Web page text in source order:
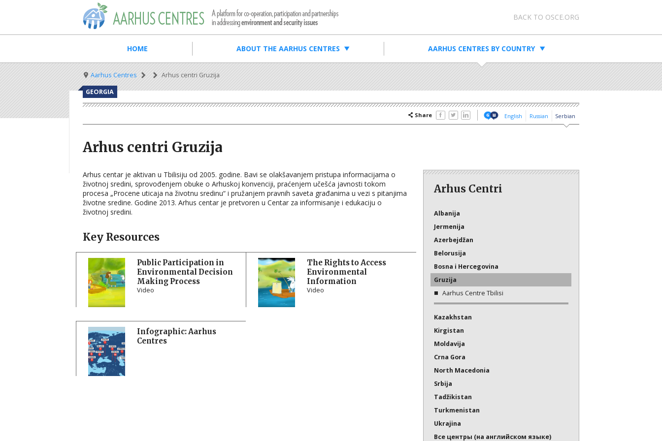
content
BACK TO OSCE.ORG
navigation
HOME ABOUT THE AARHUS CENTRES AARHUS CENTRES BY COUNTRY
Breadcrumb
Aarhus Centres Arhus centri Gruzija
GEORGIA
Share English Russian Serbian
Arhus centri Gruzija
Arhus Centri
Albanija
Jermenija
Azerbejdžan
Belorusija
Bosna i Hercegovina
Gruzija
Aarhus Centre Tbilisi
Kazakhstan
Kirgistan
Moldavija
Crna Gora
North Macedonia
Srbija
Tadžikistan
Turkmenistan
Ukrajina
Все центры (на английском языке)
Arhus centar je aktivan u Tbilisiju od 2005. godine. Bavi se olakšavanjem pristupa informacijama o
životnoj sredini, sprovođenjem obuke o Arhuskoj konvenciji, praćenjem učešća javnosti tokom
procesa „Procene uticaja na životnu sredinu“ i pružanjem pravnih saveta građanima u vezi s pitanjima
životne sredine. Godine 2013. Arhus centar je pretvoren u Centar za informisanje i edukaciju o
životnoj sredini.
Key Resources
Public Participation in
Environmental Decision
Making Process
Video
The Rights to Access
Environmental
Information
Video
Infographic: Aarhus
Centres